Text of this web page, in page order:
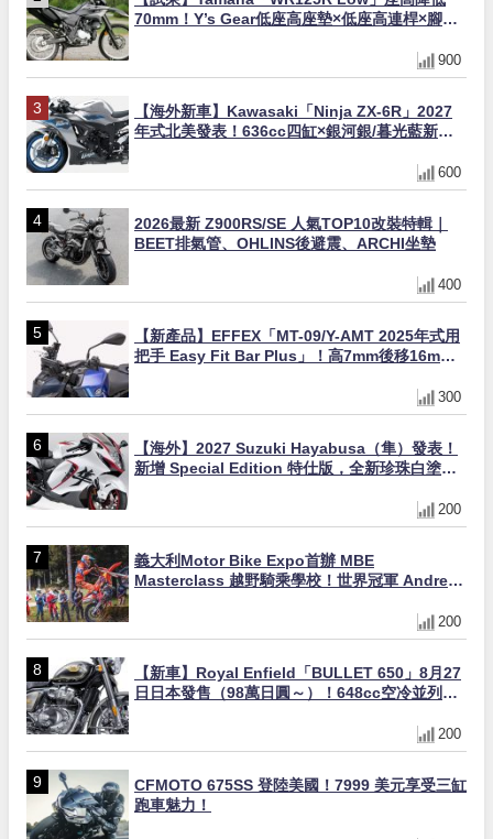
70mm！Y’s Gear低座高座墊×低座高連桿×腳踏
900
【海外新車】Kawasaki「Ninja ZX-6R」2027
年式北美發表！636cc四缸×銀河銀/暮光藍新色
600
2026最新 Z900RS/SE 人氣TOP10改裝特輯｜
BEET排氣管、OHLINS後避震、ARCHI坐墊
400
【新產品】EFFEX「MT-09/Y-AMT 2025年式用
把手 Easy Fit Bar Plus」！高7mm後移16mm
300
【海外】2027 Suzuki Hayabusa（隼）發表！
新增 Special Edition 特仕版，全新珍珠白塗裝
200
義大利Motor Bike Expo首辦 MBE
Masterclass 越野騎乘學校！世界冠軍 Andrea
200
【新車】Royal Enfield「BULLET 650」8月27
日日本發售（98萬日圓～）！648cc空冷並列雙
200
CFMOTO 675SS 登陸美國！7999 美元享受三缸
跑車魅力！